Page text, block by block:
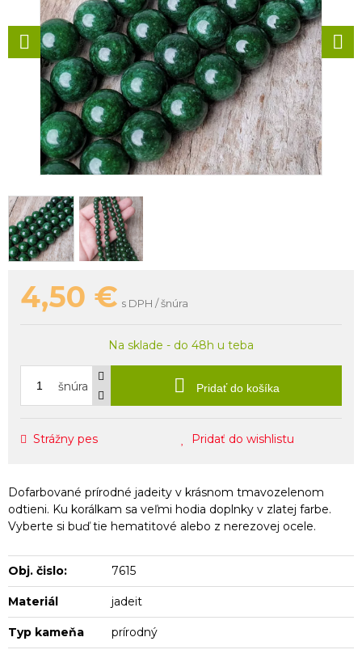
4,50 € s DPH / šnúra
Na sklade - do 48h u teba
šnúra Pridať do košíka
Strážny pes Pridať do wishlistu
Dofarbované prírodné jadeity v krásnom tmavozelenom
odtieni. Ku korálkam sa veľmi hodia doplnky v zlatej farbe.
Vyberte si buď tie hematitové alebo z nerezovej ocele.
Obj. čislo: 7615
Materiál jadeit
Typ kameňa prírodný